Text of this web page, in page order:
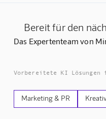
Bereit für den
Das Expertenteam von
Vorbereitete KI Lösungen
Marketing & PR